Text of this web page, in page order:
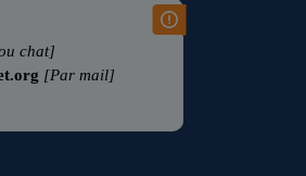
chat]
[Par mail]